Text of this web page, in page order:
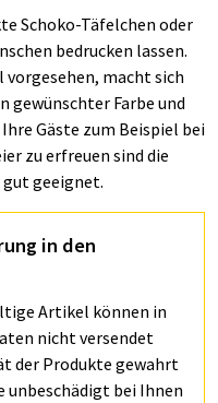
Schoko-Täfelchen oder
bedrucken lassen.
vorgesehen, macht sich
gewünschter Farbe und
Gäste zum Beispiel bei
zu erfreuen sind die
geeignet.
in den
Artikel können in
nicht versendet
der Produkte gewahrt
unbeschädigt bei Ihnen